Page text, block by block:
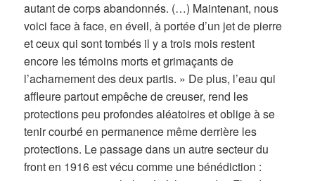
autant de corps abandonnés. (…) Maintenant, nous
voici face à face, en éveil, à portée d’un jet de pierre
et ceux qui sont tombés il y a trois mois restent
encore les témoins morts et grimaçants de
l’acharnement des deux partis. » De plus, l’eau qui
affleure partout empêche de creuser, rend les
protections peu profondes aléatoires et oblige à se
tenir courbé en permanence même derrière les
protections. Le passage dans un autre secteur du
front en 1916 est vécu comme une bénédiction :